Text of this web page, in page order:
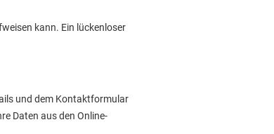
kann. Ein lückenloser
und dem Kontaktformular
Daten aus den Online-